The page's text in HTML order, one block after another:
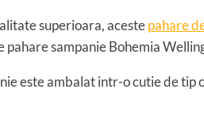
superioara, acestepahare
pahare sampanie Bohemia
este ambalat intr-o cutie de